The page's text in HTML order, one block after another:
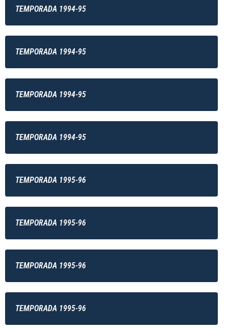
TEMPORADA 1994-95
TEMPORADA 1994-95
TEMPORADA 1994-95
TEMPORADA 1994-95
TEMPORADA 1995-96
TEMPORADA 1995-96
TEMPORADA 1995-96
TEMPORADA 1995-96